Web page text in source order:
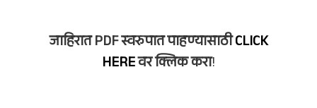
जाहिरात PDF स्वरुपात पाहण्यासाठीCLICK
HEREवर क्लिक करा!